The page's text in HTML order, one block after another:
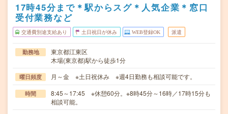
17時45分まで＊駅からスグ＊人気企業＊窓口
受付業務など
交通費別途支給あり 土日祝日が休み WEB登録OK 派遣
勤務地
東京都江東区
木場(東京都)駅から徒歩1分
曜日頻度 月～金 ※土日祝休み ※週4日勤務も相談可能です。
時間
8:45～17:45 ※休憩60分。※8時45分～16時／17時15分も
相談可能。